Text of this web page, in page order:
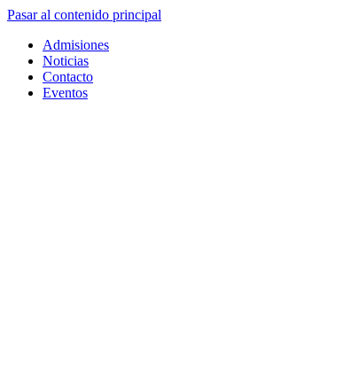
Pasar al contenido principal
Admisiones
Noticias
Contacto
Eventos